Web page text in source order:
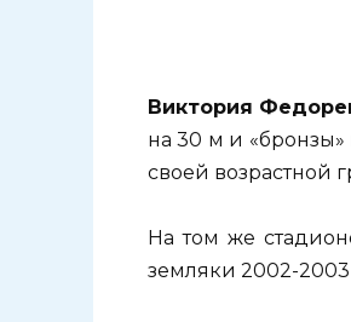
Виктория
на 30 м и
своей возрастной
На том же
земляки 2002-2003